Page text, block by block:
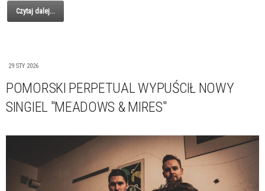
Czytaj dalej...
29 STY 2026
POMORSKI PERPETUAL WYPUŚCIŁ NOWY
SINGIEL "MEADOWS & MIRES"